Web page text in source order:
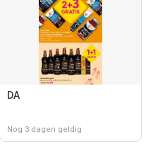
DA
Nog 3 dagen geldig